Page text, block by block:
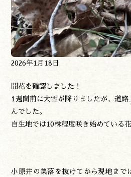
2026年1月18日
開花を確認しました！
1週間前に大雪が降りましたが、道
んでした。
自生地では10株程度咲き始めている
小原井の集落を抜けてから現地まで